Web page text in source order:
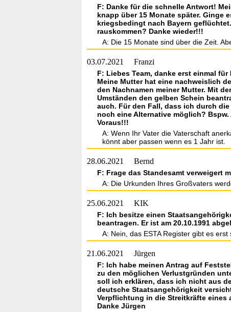
F: Danke für die schnelle Antwort!
knapp über 15 Monate später. Ginge
kriegsbedingt nach Bayern
rauskommen? Danke wieder!!!
A: Die 15 Monate sind über die Zeit.
03.07.2021 Franzi
F: Liebes Team, danke erst einmal
Meine Mutter hat eine nachweislich
den Nachnamen meiner Mutter. Mit
Umständen den gelben Schein
auch. Für den Fall, dass ich durch
noch eine Alternative möglich?
Voraus!!!
A: Wenn Ihr Vater die Vaterschaft
könnt aber passen wenn es 1 Jahr ist.
28.06.2021 Bernd
F: Frage das Standesamt verweigert
A: Die Urkunden Ihres Großvaters
25.06.2021 KIK
F: Ich besitze einen
beantragen. Er ist am 20.10.1991
A: Nein, das ESTA Register gibt es
21.06.2021 Jürgen
F: Ich habe meinen Antrag auf
zu den möglichen Verlustgründen
soll ich erklären, dass ich nicht aus
deutsche Staatsangehörigkeit
Verpflichtung in die Streitkräfte eines
Danke Jürgen